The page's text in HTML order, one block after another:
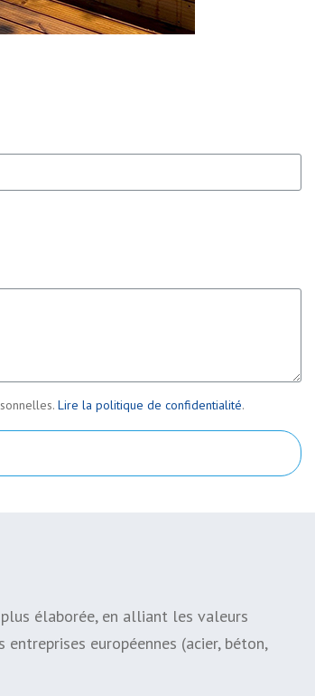
Lire la politique de confidentialité.
élaborée, en alliant les valeurs
européennes (acier, béton,